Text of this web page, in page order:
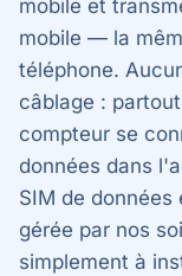
mobile et
mobile — la
téléphone.
câblage :
compteur se
données dans
SIM de
gérée par nos
simplement à